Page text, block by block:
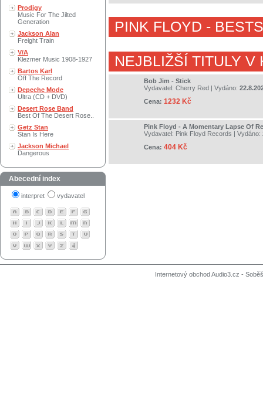
Prodigy
Music For The Jilted
Generation
Jackson Alan
Freight Train
V/A
Klezmer Music 1908-1927
Bartos Karl
Off The Record
Depeche Mode
Ultra (CD + DVD)
Desert Rose Band
Best Of The Desert Rose..
Getz Stan
Stan Is Here
Jackson Michael
Dangerous
Abecední index
interpret vydavatel
PINK FLOYD -
NEJBLIŽŠÍ TITULY V
Bob Jim - Stick
Vydavatel: Cherry Red | Vydáno:
Cena: 1232 Kč
Pink Floyd - A Momentary Lapse Of
Vydavatel: Pink Floyd Records | Vydáno:
Cena: 404 Kč
Internetový obchod Audio3.cz -